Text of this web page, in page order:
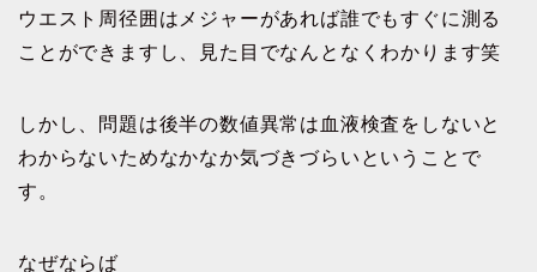
ウエスト周径囲はメジャーがあれば誰でもすぐに測る
ことができますし、見た目でなんとなくわかります笑
しかし、問題は後半の数値異常は血液検査をしないと
わからないためなかなか気づきづらいということで
す。
なぜならば